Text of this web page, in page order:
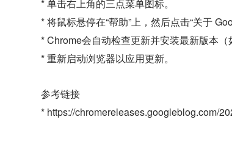
* 单击右上角的三点菜单图标。
* 将鼠标悬停在“帮助”上，然后点击“关于
* Chrome会自动检查更新并安装最新版本（
* 重新启动浏览器以应用更新。
参考链接
* https://chromereleases.googleblog.com/